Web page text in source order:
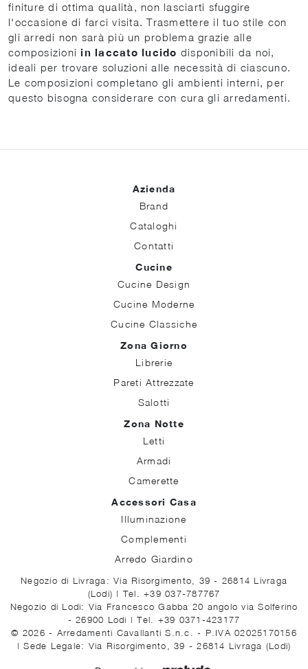
finiture di ottima qualità, non lasciarti sfuggire
l'occasione di farci visita. Trasmettere il tuo stile con
gli arredi non sarà più un problema grazie alle
composizioniin laccato lucido disponibili da noi,
ideali per trovare soluzioni alle necessità di ciascuno.
Le composizioni completano gli ambienti interni, per
questo bisogna considerare con cura gli arredamenti.
Azienda
Brand
Cataloghi
Contatti
Cucine
Cucine Design
Cucine Moderne
Cucine Classiche
Zona Giorno
Librerie
Pareti Attrezzate
Salotti
Zona Notte
Letti
Armadi
Camerette
Accessori Casa
Illuminazione
Complementi
Arredo Giardino
Negozio di Livraga: Via Risorgimento, 39 - 26814 Livraga
(Lodi) | Tel. +39 037-787767
Negozio di Lodi: Via Francesco Gabba 20 angolo via Solferino
- 26900 Lodi |Tel. +39 0371-423177
© 2026 - Arredamenti Cavallanti S.n.c. - P.IVA 02025170156
|Sede Legale: Via Risorgimento, 39 - 26814 Livraga (Lodi)